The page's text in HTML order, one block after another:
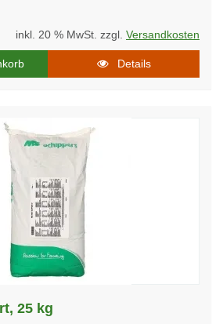
inkl. 20 % MwSt. zzgl. Versandkosten
Details
25 kg